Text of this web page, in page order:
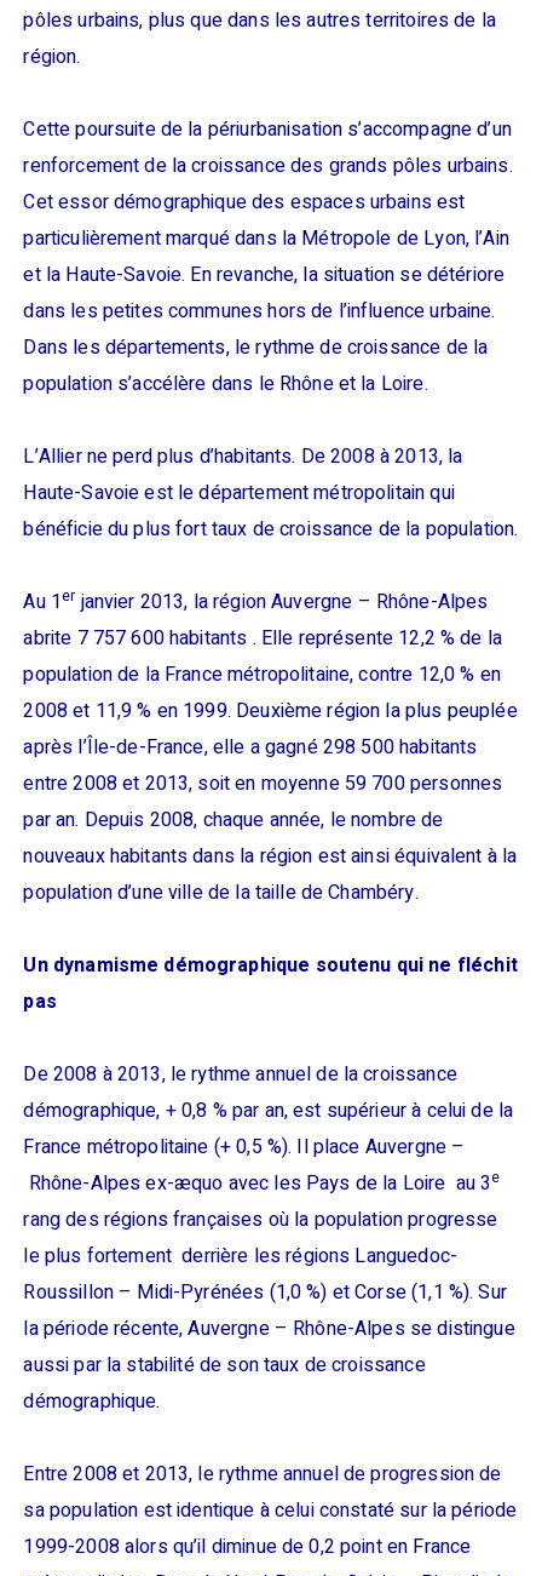
pôles urbains, plus que dans les autres territoires de la
région.
Cette poursuite de la périurbanisation s’accompagne d’un
renforcement de la croissance des grands pôles urbains.
Cet essor démographique des espaces urbains est
particulièrement marqué dans la Métropole de Lyon, l’Ain
et la Haute-Savoie. En revanche, la situation se détériore
dans les petites communes hors de l’influence urbaine.
Dans les départements, le rythme de croissance de la
population s’accélère dans le Rhône et la Loire.
L’Allier ne perd plus d’habitants. De 2008 à 2013, la
Haute-Savoie est le département métropolitain qui
bénéficie du plus fort taux de croissance de la population.
Au 1er janvier 2013, la région Auvergne – Rhône-Alpes
abrite 7 757 600 habitants . Elle représente 12,2 % de la
population de la France métropolitaine, contre 12,0 % en
2008 et 11,9 % en 1999. Deuxième région la plus peuplée
après l’Île-de-France, elle a gagné 298 500 habitants
entre 2008 et 2013, soit en moyenne 59 700 personnes
par an. Depuis 2008, chaque année, le nombre de
nouveaux habitants dans la région est ainsi équivalent à la
population d’une ville de la taille de Chambéry.
Un dynamisme démographique soutenu qui ne fléchit
pas
De 2008 à 2013, le rythme annuel de la croissance
démographique, + 0,8 % par an, est supérieur à celui de la
France métropolitaine (+ 0,5 %). Il place Auvergne –
Rhône-Alpes ex-æquo avec les Pays de la Loire au 3e
rang des régions françaises où la population progresse
le plus fortement derrière les régions Languedoc-
Roussillon – Midi-Pyrénées (1,0 %) et Corse (1,1 %). Sur
la période récente, Auvergne – Rhône-Alpes se distingue
aussi par la stabilité de son taux de croissance
démographique.
Entre 2008 et 2013, le rythme annuel de progression de
sa population est identique à celui constaté sur la période
1999-2008 alors qu’il diminue de 0,2 point en France